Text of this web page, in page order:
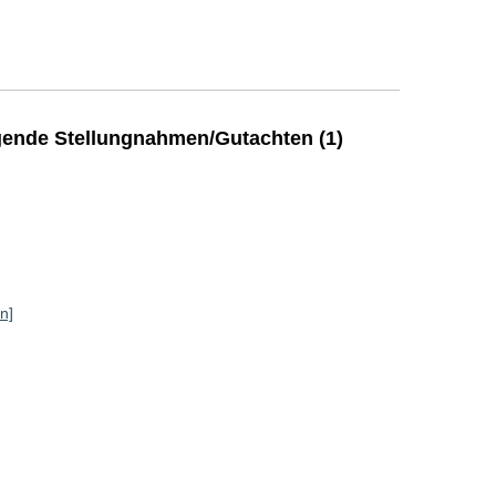
Stellungnahmen/Gutachten (1)